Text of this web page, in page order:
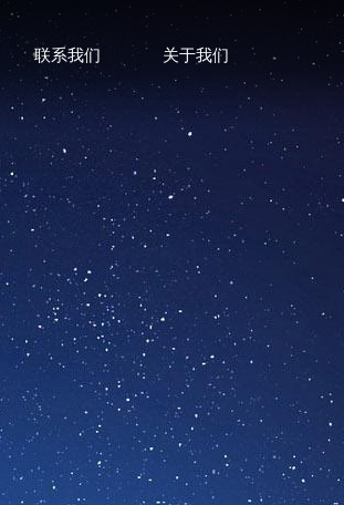
联系我们 关于我们